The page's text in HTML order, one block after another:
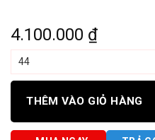
4.100.000 ₫
THÊM VÀO GIỎ HÀNG